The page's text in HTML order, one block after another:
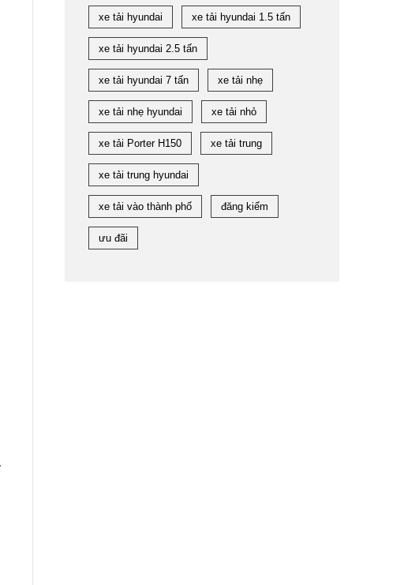
xe tải hyundai xe tải hyundai 1.5 tấn
xe tải hyundai 2.5 tấn
xe tải hyundai 7 tấn xe tải nhẹ
xe tải nhẹ hyundai xe tải nhỏ
xe tải Porter H150 xe tải trung
xe tải trung hyundai
xe tải vào thành phố đăng kiểm
ưu đãi